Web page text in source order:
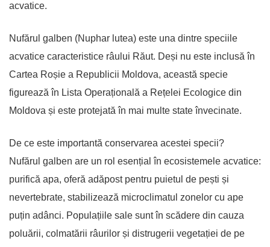
acvatice.
Nufărul galben (Nuphar lutea) este una dintre speciile
acvatice caracteristice râului Răut. Deși nu este inclusă în
Cartea Roșie a Republicii Moldova, această specie
figurează în Lista Operațională a Rețelei Ecologice din
Moldova și este protejată în mai multe state învecinate.
De ce este importantă conservarea acestei specii?
Nufărul galben are un rol esențial în ecosistemele acvatice:
purifică apa, oferă adăpost pentru puietul de pești și
nevertebrate, stabilizează microclimatul zonelor cu ape
puțin adânci. Populațiile sale sunt în scădere din cauza
poluării, colmatării râurilor și distrugerii vegetației de pe